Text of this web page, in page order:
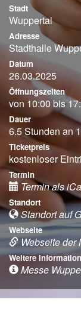
Stadt
Wuppertal
Adresse
Stadthalle
Datum
26.03.2025
Öffnungszeiten
von 10:00 bis
Dauer
6.5 Stunden an
Ticketpreis
kostenloser
Termin
Termin als
Standort
Standort auf
Webseite
Webseite der
Weitere
Messe